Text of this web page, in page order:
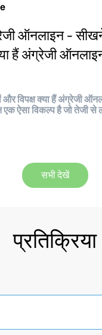
ऑनलाइन -
हैं अंग्रेजी
विपक्ष क्या हैं अंग्रेजी
ऐसा विकल्प है जो तेजी
सभी देखें
प्रतिक्रिया